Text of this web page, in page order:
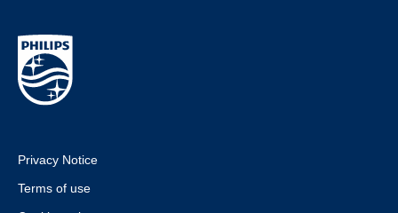
Privacy Notice
Terms of use